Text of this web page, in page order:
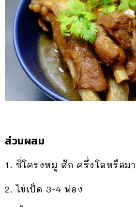
ส่วนผสม
1. ซี่โครงหมู สัก ครึ่งโลหรือม
2. ไข่เป็ด 3-4 ฟอง